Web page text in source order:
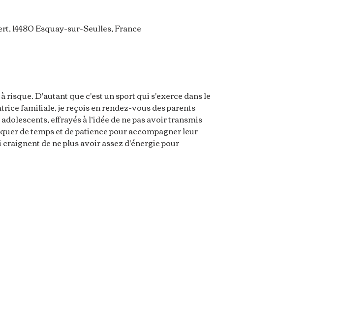
14480 Esquay-sur-Seulles, France
risque. D'autant que c'est un sport qui s'exerce dans le
familiale, je reçois en rendez-vous des parents
effrayés à l’idée de ne pas avoir transmis
de temps et de patience pour accompagner leur
de ne plus avoir assez d'énergie pour